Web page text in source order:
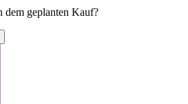
geplanten Kauf?